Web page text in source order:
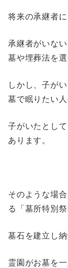
将来の承継者
承継者がいな
墓や埋葬法を
しかし、子が
墓で眠りたい人
子がいたとし
あります。
そのような場
る「墓所特別
墓石を建立し
霊園がお墓を